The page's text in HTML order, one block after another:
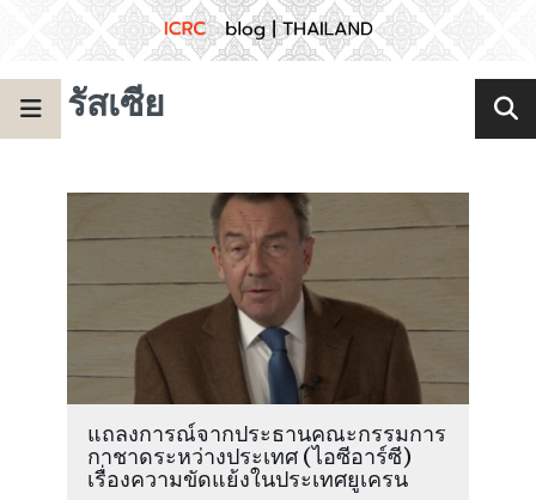
รัสเซีย
แถลงการณ์จากประธานคณะกรรมการ
กาชาดระหว่างประเทศ (ไอซีอาร์ซี)
เรื่องความขัดแย้งในประเทศยูเครน